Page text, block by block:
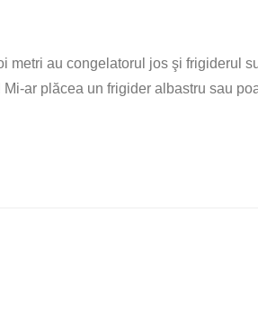
au congelatorul jos şi frigiderul
ar plăcea un frigider albastru sau